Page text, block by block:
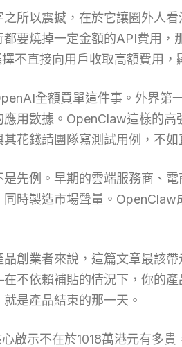
之所以震撼，在於它讓圈外人
要燒掉一定金額的API費用，
不直接向用戶收取高額費用，
全額買單這件事。外界第
應用數據。OpenClaw這樣的
花錢請團隊寫測試用例，不
是先例。早期的雲端服務商、
時製造市場聲量。
創業者來說，這篇文章最該
不依賴補貼的情況下，你的產
是產品結束的那一天。
啟示不在於1018萬港元有多